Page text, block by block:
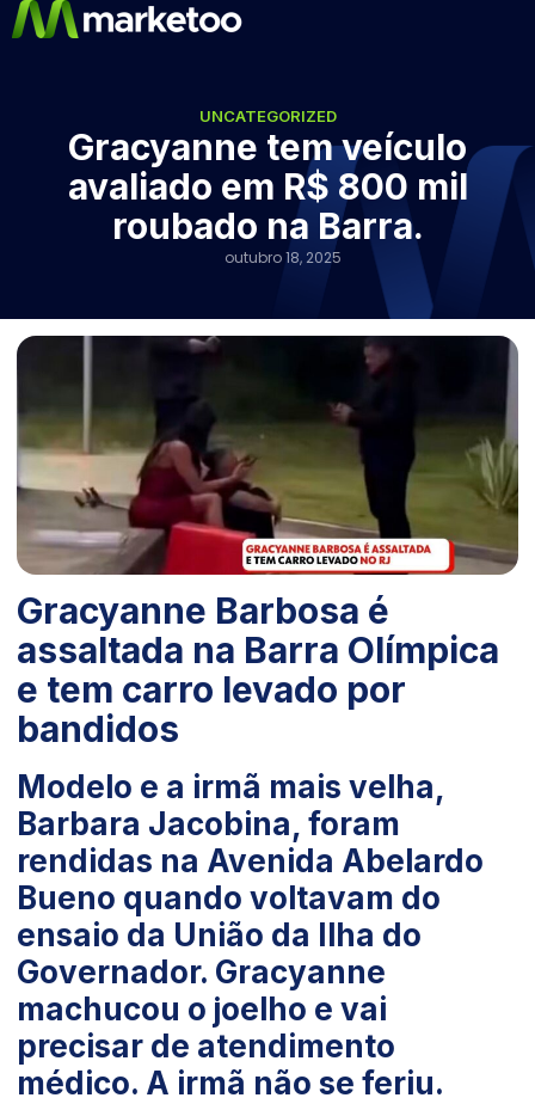
UNCATEGORIZED
Gracyanne tem veículo
avaliado em R$ 800 mil
roubado na Barra.
outubro 18, 2025
Gracyanne Barbosa é
assaltada na Barra Olímpica
e tem carro levado por
bandidos
Modelo e a irmã mais velha,
Barbara Jacobina, foram
rendidas na Avenida Abelardo
Bueno quando voltavam do
ensaio da União da Ilha do
Governador. Gracyanne
machucou o joelho e vai
precisar de atendimento
médico. A irmã não se feriu.